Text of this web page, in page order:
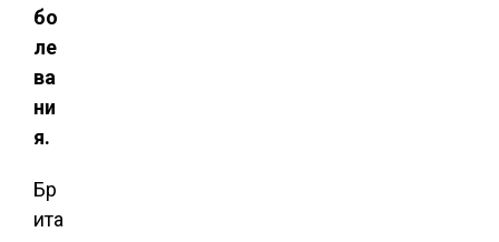
бо
ле
ва
ни
я.
Бр
ита